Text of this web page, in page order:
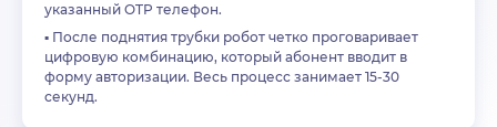
указанный OTP телефон.
▪️ После поднятия трубки робот четко проговаривает
цифровую комбинацию, который абонент вводит в
форму авторизации. Весь процесс занимает 15-30
секунд.